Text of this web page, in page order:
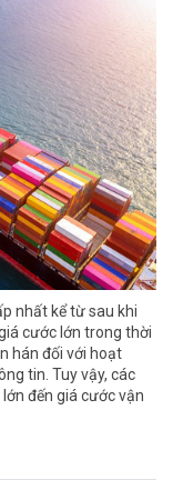
nhất kể từ sau khi
cước lớn trong thời
hán đối với hoạt
tin. Tuy vậy, các
đến giá cước vận